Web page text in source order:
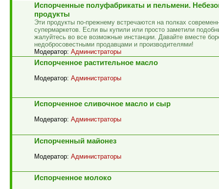
Испорченные полуфабрикаты и пельмени.
продукты
Эти продукты по-прежнему встречаются на полках
супермаркетов. Если вы купили или просто заметили
жалуйтесь во все возможные инстанции. Давайте вместе
недобросовестными продавцами и производителями!
Модератор: Администраторы
Испорченное растительное масло
Модератор: Администраторы
Испорченное сливочное масло и сыр
Модератор: Администраторы
Испорченный майонез
Модератор: Администраторы
Испорченное молоко